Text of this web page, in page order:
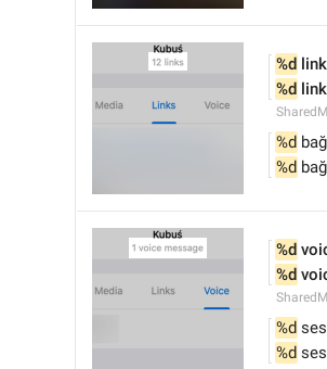
%d link
%d
%d
%d
%d
%d
%d
%d